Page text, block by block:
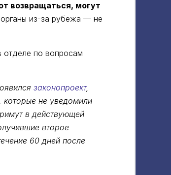
возвращаться, могут
из-за рубежа — не
по вопросам
законопроект,
которые не уведомили
в действующей
второе
60 дней после